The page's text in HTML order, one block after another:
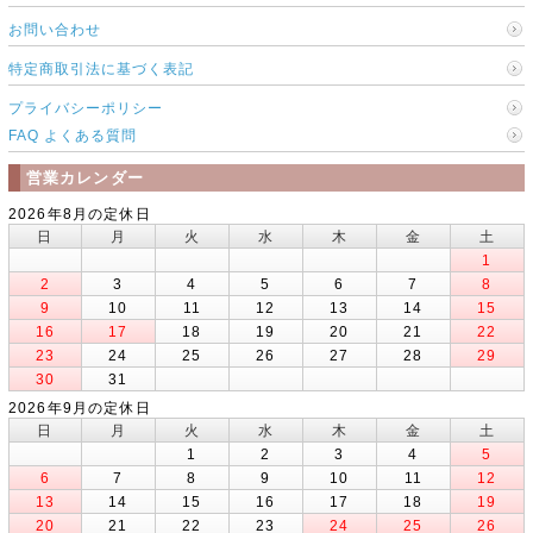
お問い合わせ
特定商取引法に基づく表記
プライバシーポリシー
FAQ よくある質問
営業カレンダー
2026年8月の定休日
日
月 火 水 木 金
土
1
2
3 4 5 6 7
8
9
10 11 12 13 14
15
16
17 18 19 20 21
22
23
24 25 26 27 28
29
30
31
2026年9月の定休日
日
月 火 水 木 金
土
1
2 3 4
5
6
7 8 9 10 11
12
13
14 15 16 17 18
19
20
21 22 23 24 25 26